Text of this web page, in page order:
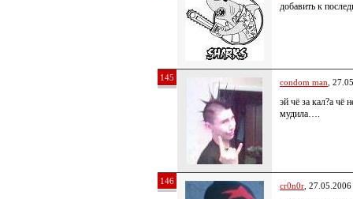
добавить к
145 condom man ,
эй чё за кал?а чё
мудила….
146 cr0n0r ,